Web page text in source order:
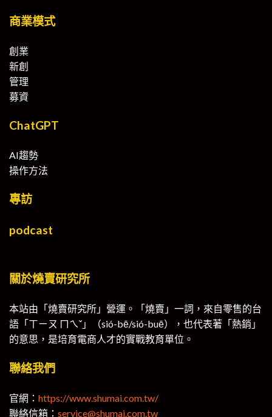
商業模式
創業
新創
管理
募資
ChatGPT
AI趨勢
操作方法
專訪
podcast
關於燒賣研究所
本站由「燒賣研究所」營運。「燒賣」一詞，來自零售的台
語「ㄒㄧㄡ ㄇㄟˇ」（sió-bē/sió-buē），也代表著「熱銷」
的意思，是培育電商人才的實戰教育單位。
聯絡我們
官網： https://www.shumai.com.tw/
聯絡信箱： service@shumai.com.tw